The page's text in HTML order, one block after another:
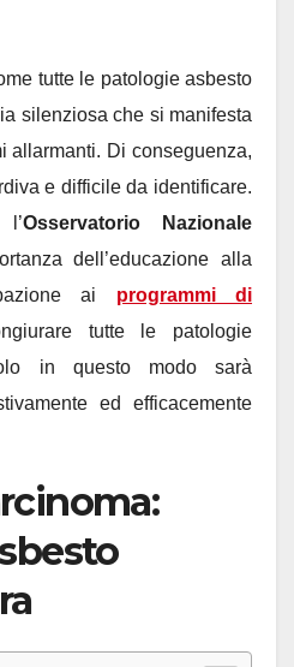
tutte le patologie asbesto
silenziosa che si manifesta
allarmanti. Di conseguenza,
e difficile da identificare.
Osservatorio Nazionale
dell’educazione alla
ai programmi di
tutte le patologie
in questo modo sarà
ed efficacemente